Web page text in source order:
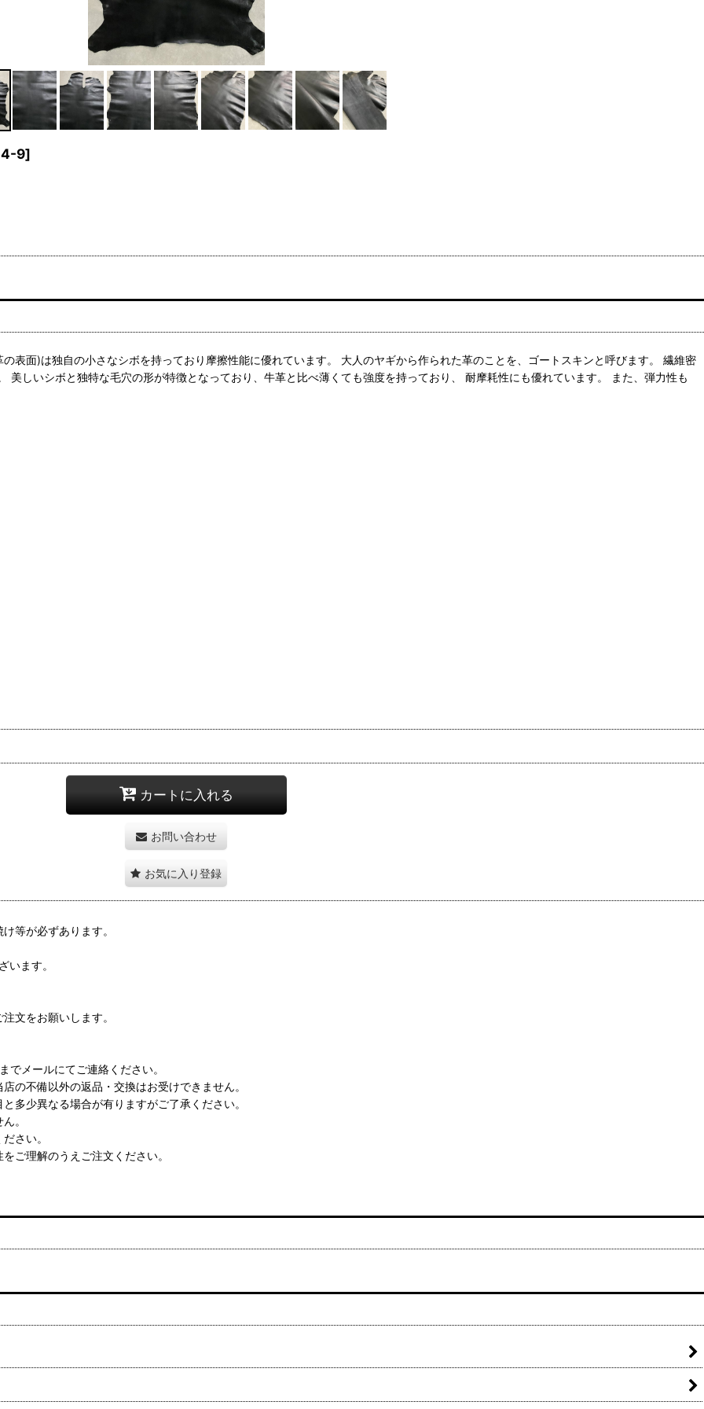
9]
表面)は独自の小さなシボを持っており摩擦性能に優れています。 大人のヤギから作られた革のことを、ゴートスキンと呼びます。 繊維密
しいシボと独特な毛穴の形が特徴となっており、牛革と比べ薄くても強度を持っており、 耐摩耗性にも優れています。 また、弾力性も
カートに入れる
お問い合わせ
お気に入り登録
等が必ずあります。
います。
文をお願いします。
メールにてご連絡ください。
の不備以外の返品・交換はお受けできません。
多少異なる場合が有りますがご了承ください。
。
さい。
ご理解のうえご注文ください。